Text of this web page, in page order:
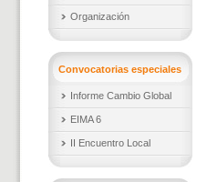
Organización
Convocatorias especiales
Informe Cambio Global
EIMA 6
II Encuentro Local